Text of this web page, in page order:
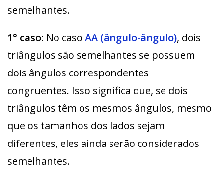
semelhantes.
1° caso: No caso AA (ângulo-ângulo), dois
triângulos são semelhantes se possuem
dois ângulos correspondentes
congruentes. Isso significa que, se dois
triângulos têm os mesmos ângulos, mesmo
que os tamanhos dos lados sejam
diferentes, eles ainda serão considerados
semelhantes.